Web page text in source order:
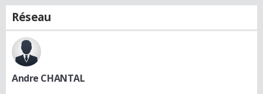
Réseau
Andre CHANTAL